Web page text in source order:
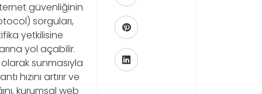
güvenliğinin
sorguları,
yetkilisine
yol açabilir.
sunmasıyla
hızını artırır ve
kurumsal web